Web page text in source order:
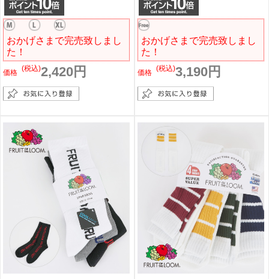
おかげさまで完売致しまし
た！
価格 2,420円
(税込)
おかげさまで完売致しまし
た！
価格 3,190円
(税込)